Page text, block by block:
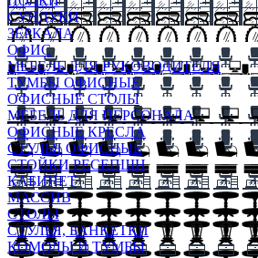
СУНДУКИ
ЗЕРКАЛА
ОФИС
МЕБЕЛЬ ДЛЯ РУКОВОДИТЕЛЯ
ТУМБЫ ОФИСНЫЕ
ОФИСНЫЕ СТОЛЫ
МЕБЕЛЬ ДЛЯ ПЕРСОНАЛА
ОФИСНЫЕ КРЕСЛА
СТУЛЬЯ ОФИСНЫЕ
СТОЙКИ РЕСЕПШН
КАБИНЕТ
МАССИВ
СТОЛЫ
СТУЛЬЯ, БАНКЕТКИ
КОМОДЫ И ТУМБЫ